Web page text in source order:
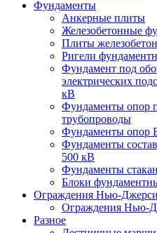
Фундаменты
Анкерные плиты
Железобетонные
Плиты
Ригели
Фундамент под
электрических
кВ
Фундаменты опор
трубопроводы
Фундаменты опор
Фундаменты
500 кВ
Фундаменты
Блоки
Ограждения Нью-Джерси
Ограждения Нью-
Разное